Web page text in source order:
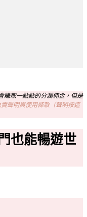
賺取一點點的分潤佣金，但是
聲明與使用條款（聲明按這
也能暢遊世